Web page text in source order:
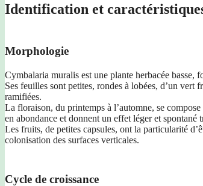
Identification et
Morphologie
Cymbalaria muralis est une plante herbacée basse,
Ses feuilles sont petites, rondes à lobées, d’un vert
ramifiées.
La floraison, du printemps à l’automne, se
en abondance et donnent un effet léger et spontané
Les fruits, de petites capsules, ont la particularité
colonisation des surfaces verticales.
Cycle de croissance